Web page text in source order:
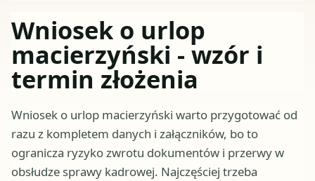
Wniosek o urlop
macierzyński - wzór i
termin złożenia
Wniosek o urlop macierzyński warto przygotować od
razu z kompletem danych i załączników, bo to
ogranicza ryzyko zwrotu dokumentów i przerwy w
obsłudze sprawy kadrowej. Najczęściej trzeba